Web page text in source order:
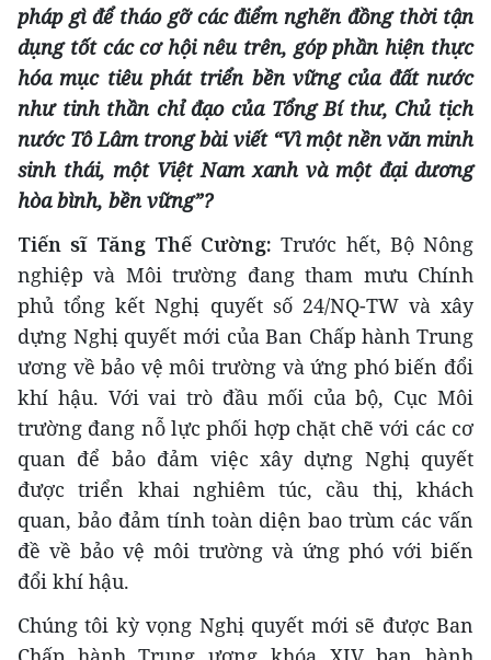
pháp gì để tháo gỡ các điểm nghẽnđồng thời tận
dụng tốt các cơ hội nêu trên, góp phần hiện thực
hóa mục tiêu pháttriển bền vững của đất nước
như tinh thần chỉ đạo của Tổng Bí thư, Chủ tịch
nước Tô Lâm trong bài viết “Vì một nền văn minh
sinh thái, một Việt Nam xanh và một đại dương
hòa bình, bền vững”?
Tiến sĩ Tăng Thế Cường:Trước hết, Bộ Nông
nghiệp và Môi trường đang tham mưu Chính
phủ tổng kết Nghị quyết số 24/NQ-TW và xây
dựng Nghị quyết mới của Ban Chấp hành Trung
ương về bảo vệ môi trường và ứng phó biến đổi
khí hậu. Với vai trò đầu mối của bộ, Cục Môi
trường đang nỗ lực phối hợp chặt chẽ với các cơ
quan để bảo đảm việc xây dựng Nghị quyết
được triển khai nghiêm túc, cầu thị, khách
quan, bảo đảm tính toàn diện bao trùm các vấn
đề về bảo vệ môi trường và ứng phó với biến
đổi khí hậu.
Chúng tôi kỳ vọng Nghị quyết mới sẽ được Ban